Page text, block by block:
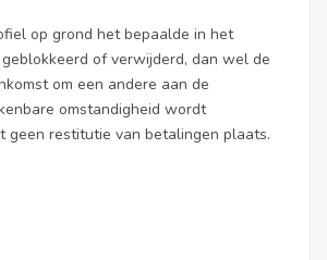
op grond het bepaalde in het
of verwijderd, dan wel de
om een andere aan de
omstandigheid wordt
geen restitutie van betalingen plaats.